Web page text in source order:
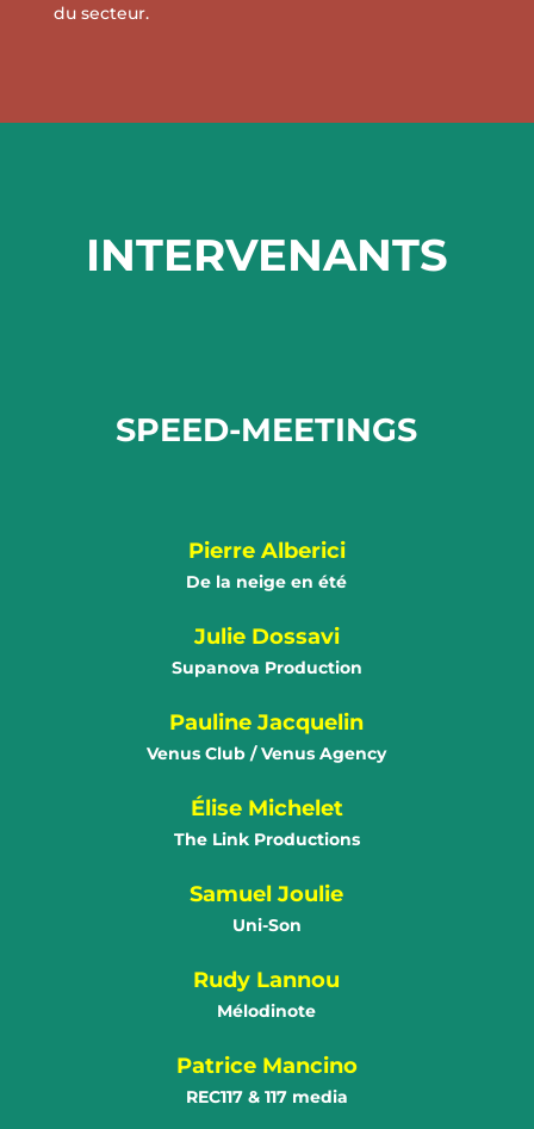
du secteur.
INTERVENANTS
SPEED-MEETINGS
Pierre Alberici
De la neige en été
Julie Dossavi
Supanova Production
Pauline Jacquelin
Venus Club / Venus Agency
Élise Michelet
The Link Productions
Samuel Joulie
Uni-Son
Rudy Lannou
Mélodinote
Patrice Mancino
REC117 & 117 media